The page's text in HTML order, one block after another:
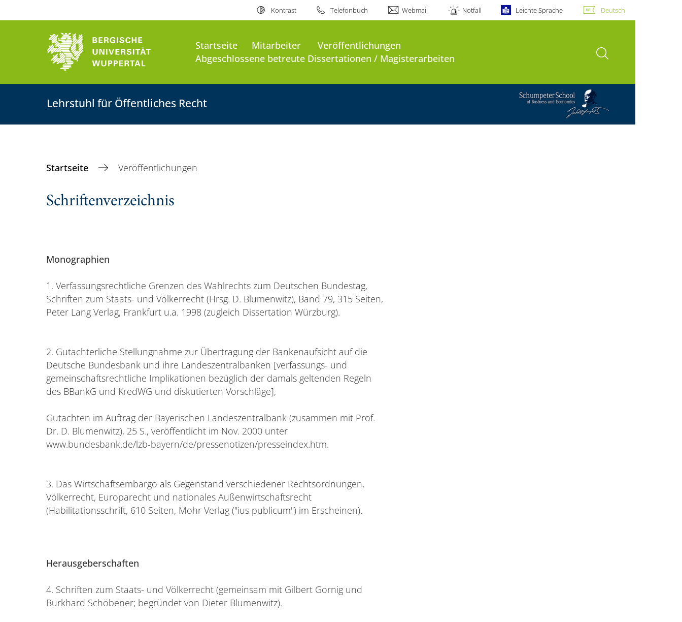
Kontrast Telefonbuch Webmail Notfall Leichte Sprache Deutsch
Startseite Mitarbeiter
Veröffentlichungen
Abgeschlossene betreute Dissertationen / Magisterarbeiten
Suche öffnen
Lehrstuhl für Öffentliches Recht
Startseite Veröffentlichungen
Schriftenverzeichnis
Monographien
1. Verfassungsrechtliche Grenzen des Wahlrechts zum Deutschen Bundestag,
Schriften zum Staats- und Völkerrecht (Hrsg. D. Blumenwitz), Band 79, 315 Seiten,
Peter Lang Verlag, Frankfurt u.a. 1998 (zugleich Dissertation Würzburg).
2. Gutachterliche Stellungnahme zur Übertragung der Bankenaufsicht auf die
Deutsche Bundesbank und ihre Landeszentralbanken [verfassungs- und
gemeinschaftsrechtliche Implikationen bezüglich der damals geltenden Regeln
des BBankG und KredWG und diskutierten Vorschläge],
Gutachten im Auftrag der Bayerischen Landeszentralbank (zusammen mit Prof.
Dr. D. Blumenwitz), 25 S., veröffentlicht im Nov. 2000 unter
www.bundesbank.de/lzb-bayern/de/pressenotizen/presseindex.htm.
3. Das Wirtschaftsembargo als Gegenstand verschiedener Rechtsordnungen,
Völkerrecht, Europarecht und nationales Außenwirtschaftsrecht
(Habilitationsschrift, 610 Seiten, Mohr Verlag ("ius publicum") im Erscheinen).
Herausgeberschaften
4. Schriften zum Staats- und Völkerrecht (gemeinsam mit Gilbert Gornig und
Burkhard Schöbener; begründet von Dieter Blumenwitz).